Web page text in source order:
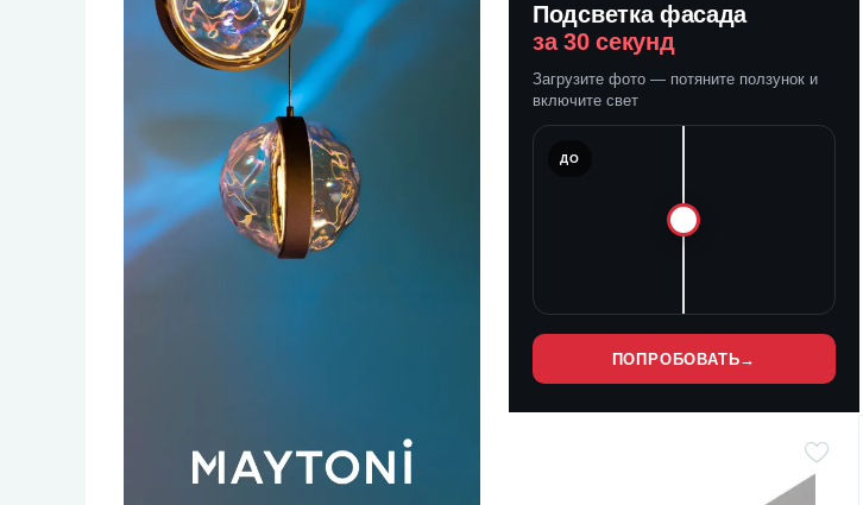
Подсветка фасада
за 30 секунд
Загрузите фото — потяните ползунок и
включите свет
ДО
ПОПРОБОВАТЬ→